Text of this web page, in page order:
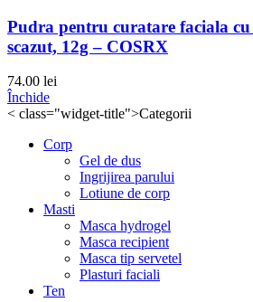
Pudra pentru curatare faciala
scazut, 12g – COSRX
74.00 lei
Închide
< class="widget-title">Categorii
Corp
Gel de dus
Ingrijirea parului
Lotiune de corp
Masti
Masca hydrogel
Masca recipient
Masca tip servetel
Plasturi faciali
Ten